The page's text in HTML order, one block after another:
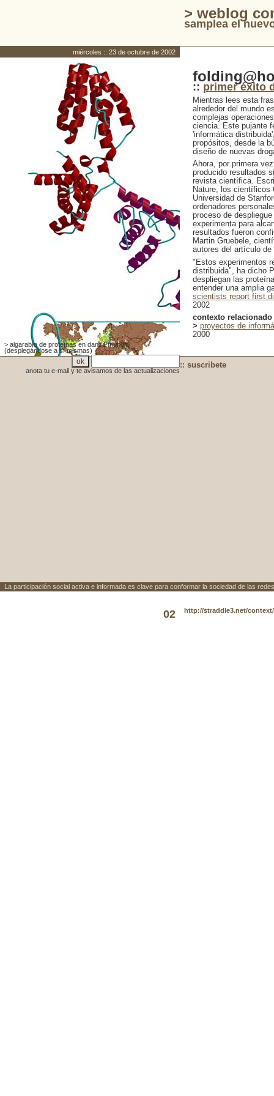
> weblog
samplea el
miércoles :: 23 de octubre de 2002
> algarabía de proteínas en danza mundial
(desplegándose a sí mismas)
:: primer éxito
Mientras lees esta
alrededor del mundo
complejas
ciencia. Este pujante
'informática
propósitos, desde la
diseño de nuevas
Ahora, por primera
producido resultados
revista científica.
Nature, los científicos
Universidad de
ordenadores
proceso de
experimenta para
resultados fueron
Martin Gruebele,
autores del artículo de
"Estos experimentos
distribuida", ha dicho
despliegan las
entender una amplia
scientists report first
2002
contexto relacionado
> proyectos de
2000
anota tu e-mail y te avisamos de las actualizaciones
:: suscribete
La participación social activa e informada es clave para conformar la sociedad de las
02 http://straddle3.net/context/